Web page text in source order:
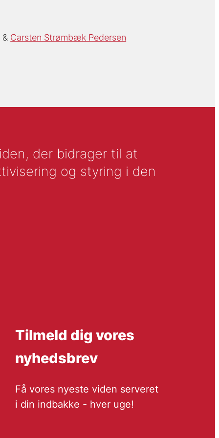
Carsten Strømbæk Pedersen
der bidrager til at
og styring i den
Tilmeld dig vores
nyhedsbrev
Få vores nyeste viden serveret
i din indbakke - hver uge!